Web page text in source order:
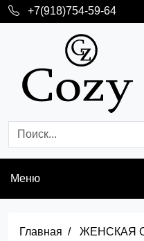
+7(918)754-59-64
Меню
Главная
ЖЕНСКАЯ